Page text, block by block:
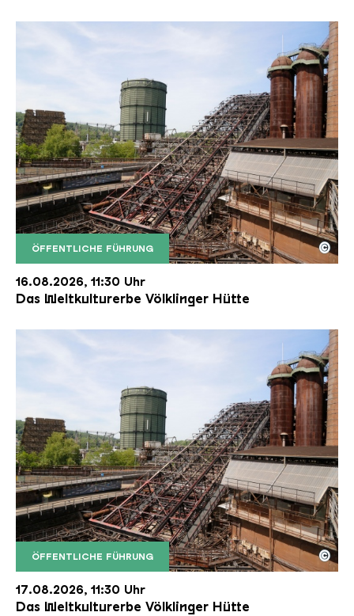
ÖFFENTLICHE FÜHRUNG
Der Erzschrägaufzug der Völklinger Hütte mit
Copyright: Weltkulturerbe Völklinger Hütte | Karl
©
16.08.2026, 11:30 Uhr
Das Weltkulturerbe Völklinger Hütte
ÖFFENTLICHE FÜHRUNG
Der Erzschrägaufzug der Völklinger Hütte mit
Copyright: Weltkulturerbe Völklinger Hütte | Karl
©
17.08.2026, 11:30 Uhr
Das Weltkulturerbe Völklinger Hütte